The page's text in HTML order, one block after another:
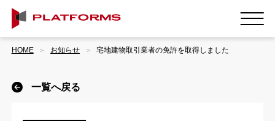
HOME お知らせ 宅地建物取引業者の免許を取得しました
一覧へ戻る